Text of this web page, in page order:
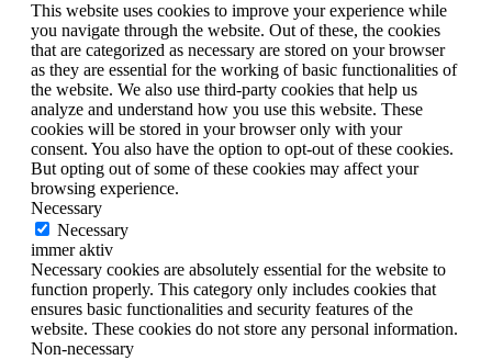
This website uses cookies to improve your experience while
you navigate through the website. Out of these, the cookies
that are categorized as necessary are stored on your browser
as they are essential for the working of basic functionalities of
the website. We also use third-party cookies that help us
analyze and understand how you use this website. These
cookies will be stored in your browser only with your
consent. You also have the option to opt-out of these cookies.
But opting out of some of these cookies may affect your
browsing experience.
Necessary
Necessary
immer aktiv
Necessary cookies are absolutely essential for the website to
function properly. This category only includes cookies that
ensures basic functionalities and security features of the
website. These cookies do not store any personal information.
Non-necessary